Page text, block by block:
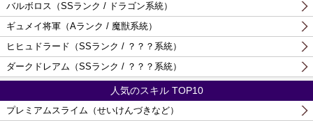
バルボロス（SSランク / ドラゴン系統）
ギュメイ将軍（Aランク / 魔獣系統）
ヒヒュドラード（SSランク / ？？？系統）
ダークドレアム（SSランク / ？？？系統）
人気のスキル TOP10
プレミアムスライム（せいけんづきなど）